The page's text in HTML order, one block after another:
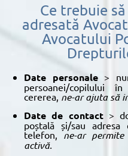
Ce trebuie
adresată
Avocatului
Date personale >
persoanei/copilului
cererea, ne-ar ajuta să
Date de contact >
poștală și/sau
telefon,ne-ar
activă.